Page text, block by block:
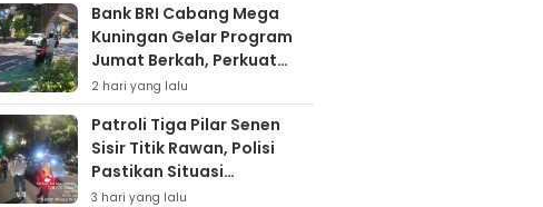
Bank BRI Cabang Mega
Kuningan Gelar Program
Jumat Berkah, Perkuat
Komitmen untuk Saling
Berbagai
2 hari yang lalu
Patroli Tiga Pilar Senen
Sisir Titik Rawan, Polisi
Pastikan Situasi
Kamtibmas Kondusif
3 hari yang lalu